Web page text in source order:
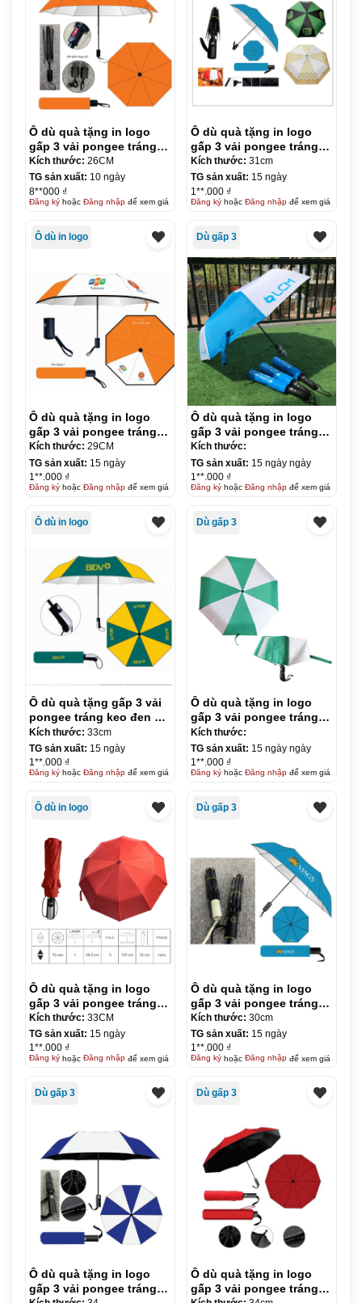
Ô dù quà tặng in logo
gấp 3 vải pongee tráng
keo đen – tự đẩy nút bấm
nhựa đỏ R55cm KQ-OD10
Kích thước: 26CM
TG sản xuất: 10 ngày
8**000 ₫
Đăng kýhoặc Đăng nhậpđể xem giá
Ô dù quà tặng in logo
gấp 3 vải pongee tráng
keo đen – tự động 1
chiều R55cm KQ-OD11
Kích thước: 31cm
TG sản xuất: 15 ngày
1**.000 ₫
Đăng kýhoặc Đăng nhậpđể xem giá
Ô dù in logo
Ô dù quà tặng in logo
gấp 3 vải pongee tráng
keo đen – tự động 2
chiều R55cm KQ-OD12
Kích thước: 29CM
TG sản xuất: 15 ngày
1**.000 ₫
Đăng kýhoặc Đăng nhậpđể xem giá
Dù gấp 3
Ô dù quà tặng in logo
gấp 3 vải pongee tráng
keo đen – tự động 1
chiều R58cm KQ-OD13
Kích thước:
TG sản xuất: 15 ngày ngày
1**.000 ₫
Đăng kýhoặc Đăng nhậpđể xem giá
Ô dù in logo
Ô dù quà tặng gấp 3 vải
pongee tráng keo đen –
tự động 1 chiều R55cm
KQ-OD14
Kích thước: 33cm
TG sản xuất: 15 ngày
1**.000 ₫
Đăng kýhoặc Đăng nhậpđể xem giá
Dù gấp 3
Ô dù quà tặng in logo
gấp 3 vải pongee tráng
keo đen – tự động 2
chiều KQ-OD15
Kích thước:
TG sản xuất: 15 ngày ngày
1**.000 ₫
Đăng kýhoặc Đăng nhậpđể xem giá
Ô dù in logo
Ô dù quà tặng in logo
gấp 3 vải pongee tráng
keo đen- tự động 2 chiều
R58.5cm KQ-OD16
Kích thước: 33CM
TG sản xuất: 15 ngày
1**.000 ₫
Đăng kýhoặc Đăng nhậpđể xem giá
Dù gấp 3
Ô dù quà tặng in logo
gấp 3 vải pongee tráng
keo đen – tự động 2
chiều R55cm KQ-OD17
Kích thước: 30cm
TG sản xuất: 15 ngày
1**.000 ₫
Đăng kýhoặc Đăng nhậpđể xem giá
Dù gấp 3
Ô dù quà tặng in logo
gấp 3 vải pongee tráng
Dù gấp 3
Ô dù quà tặng in logo
gấp 3 vải pongee tráng